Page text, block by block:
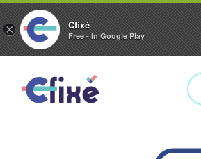
× Cfixé
Free - In Google Play